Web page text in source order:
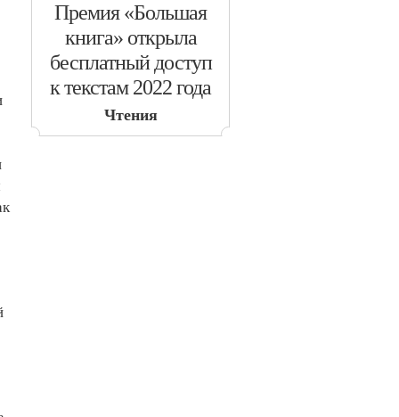
​Премия «Большая
книга» открыла
бесплатный доступ
к текстам 2022 года
Чтения